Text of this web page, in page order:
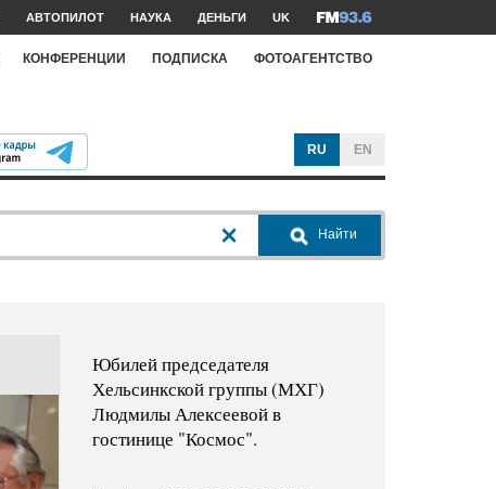
АВТОПИЛОТ НАУКА ДЕНЬГИ UK
КОНФЕРЕНЦИИ ПОДПИСКА ФОТОАГЕНТСТВО
RU EN
Найти
Юбилей председателя
Хельсинкской группы (МХГ)
Людмилы Алексеевой в
гостинице "Космос".